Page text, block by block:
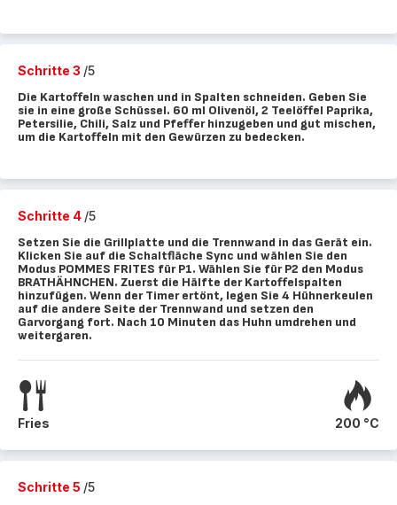
Schritte 3 /5
Die Kartoffeln waschen und in Spalten schneiden. Geben Sie
sie in eine große Schüssel. 60 ml Olivenöl, 2 Teelöffel Paprika,
Petersilie, Chili, Salz und Pfeffer hinzugeben und gut mischen,
um die Kartoffeln mit den Gewürzen zu bedecken.
Schritte 4 /5
Setzen Sie die Grillplatte und die Trennwand in das Gerät ein.
Klicken Sie auf die Schaltfläche Sync und wählen Sie den
Modus POMMES FRITES für P1. Wählen Sie für P2 den Modus
BRATHÄHNCHEN. Zuerst die Hälfte der Kartoffelspalten
hinzufügen. Wenn der Timer ertönt, legen Sie 4 Hühnerkeulen
auf die andere Seite der Trennwand und setzen den
Garvorgang fort. Nach 10 Minuten das Huhn umdrehen und
weitergaren.
Fries 200 °C
Schritte 5 /5